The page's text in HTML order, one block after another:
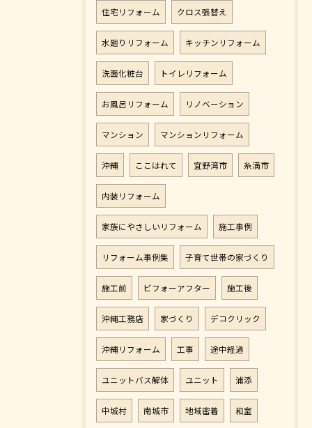
住宅リフォーム クロス張替え
水廻りリフォーム キッチンリフォーム
洗面化粧台 トイレリフォーム
お風呂リフォーム リノベーション
マンション マンションリフォーム
沖縄 ここはれて 宜野湾市 糸満市
内装リフォーム
家族にやさしいリフォーム 施工事例
リフォーム事例集 子育て世帯の家づくり
施工前 ビフォーアフター 施工後
沖縄工務店 家づくり デコクリック
沖縄リフォーム 工事 途中経過
ユニットバス解体 ユニット 浦添
中城村 南城市 地域密着 和室